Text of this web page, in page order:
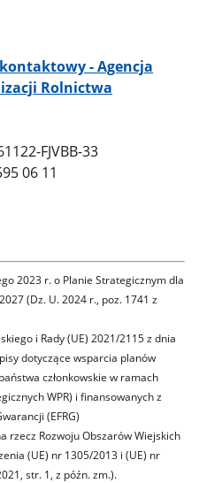
- Agencja
Rolnictwa
FJVBB-33
06 11
2023 r. o Planie Strategicznym dla
(Dz. U. 2024 r., poz. 1741 z
i Rady (UE) 2021/2115 z dnia
dotyczące wsparcia planów
członkowskie w ramach
WPR) i finansowanych z
(EFRG)
rzecz Rozwoju Obszarów Wiejskich
(UE) nr 1305/2013 i (UE) nr
str. 1, z późn. zm.).